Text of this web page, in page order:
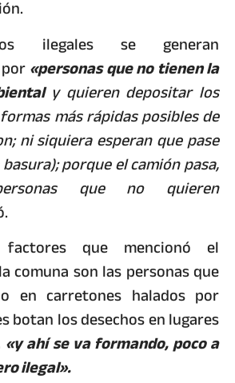
ilegales se generan
«personas que no tienen la
y quieren depositar los
más rápidas posibles de
ni siquiera esperan que pase
porque el camión pasa,
que no quieren
que mencionó el
comuna son las personas que
en carretones halados por
botan los desechos en lugares
«y ahí se va formando, poco a
ilegal».